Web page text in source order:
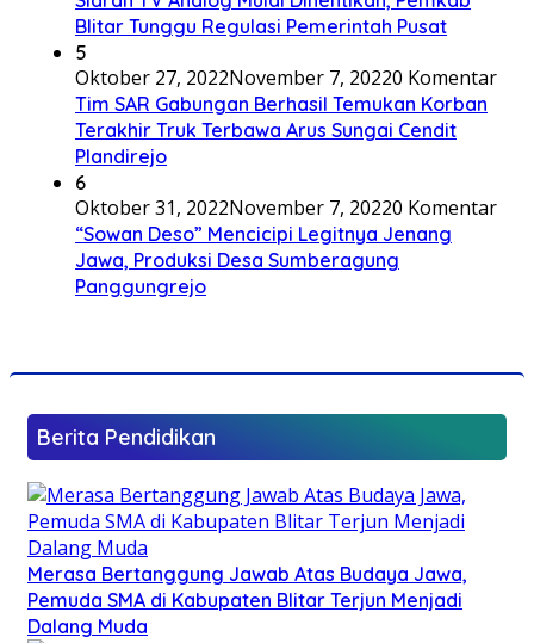
Blitar Tunggu Regulasi Pemerintah Pusat
5
Oktober 27, 2022November 7, 20220 Komentar
Tim SAR Gabungan Berhasil Temukan Korban
Terakhir Truk Terbawa Arus Sungai Cendit
Plandirejo
6
Oktober 31, 2022November 7, 20220 Komentar
“Sowan Deso” Mencicipi Legitnya Jenang
Jawa, Produksi Desa Sumberagung
Panggungrejo
Berita Pendidikan
Merasa Bertanggung Jawab Atas Budaya Jawa,
Pemuda SMA di Kabupaten Blitar Terjun Menjadi
Dalang Muda